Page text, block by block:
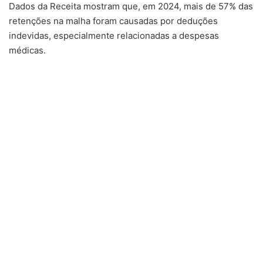
Dados da Receita mostram que, em 2024, mais de 57% das
retenções na malha foram causadas por deduções
indevidas, especialmente relacionadas a despesas
médicas.